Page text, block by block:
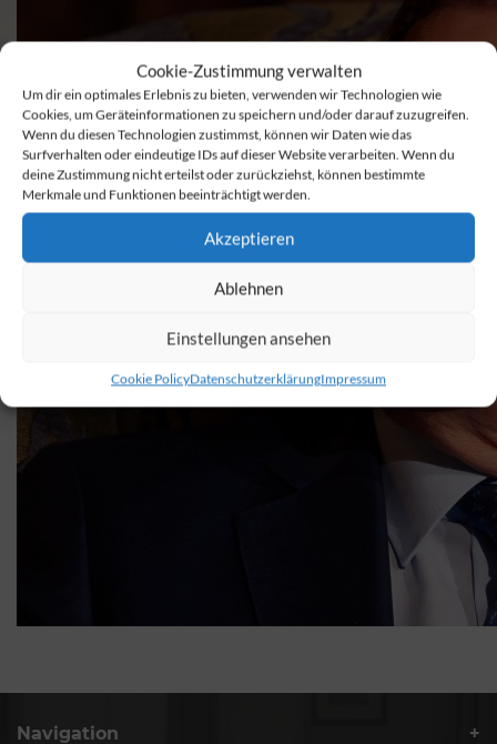
Cookie-Zustimmung verwalten
Um dir ein optimales Erlebnis zu bieten, verwenden wir Technologien wie
Cookies, um Geräteinformationen zu speichern und/oder darauf zuzugreifen.
Wenn du diesen Technologien zustimmst, können wir Daten wie das
Surfverhalten oder eindeutige IDs auf dieser Website verarbeiten. Wenn du
deine Zustimmung nicht erteilst oder zurückziehst, können bestimmte
Merkmale und Funktionen beeinträchtigt werden.
Akzeptieren
Ablehnen
Einstellungen ansehen
Cookie PolicyDatenschutzerklärungImpressum
Navigation